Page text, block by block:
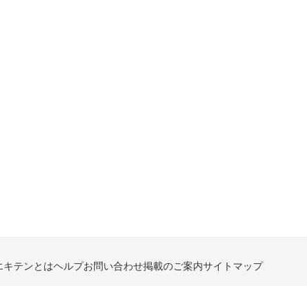
キテンとはヘルプお問い合わせ掲載のご案内サイトマップ